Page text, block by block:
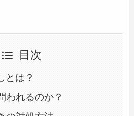
目次
とは？
われるのか？